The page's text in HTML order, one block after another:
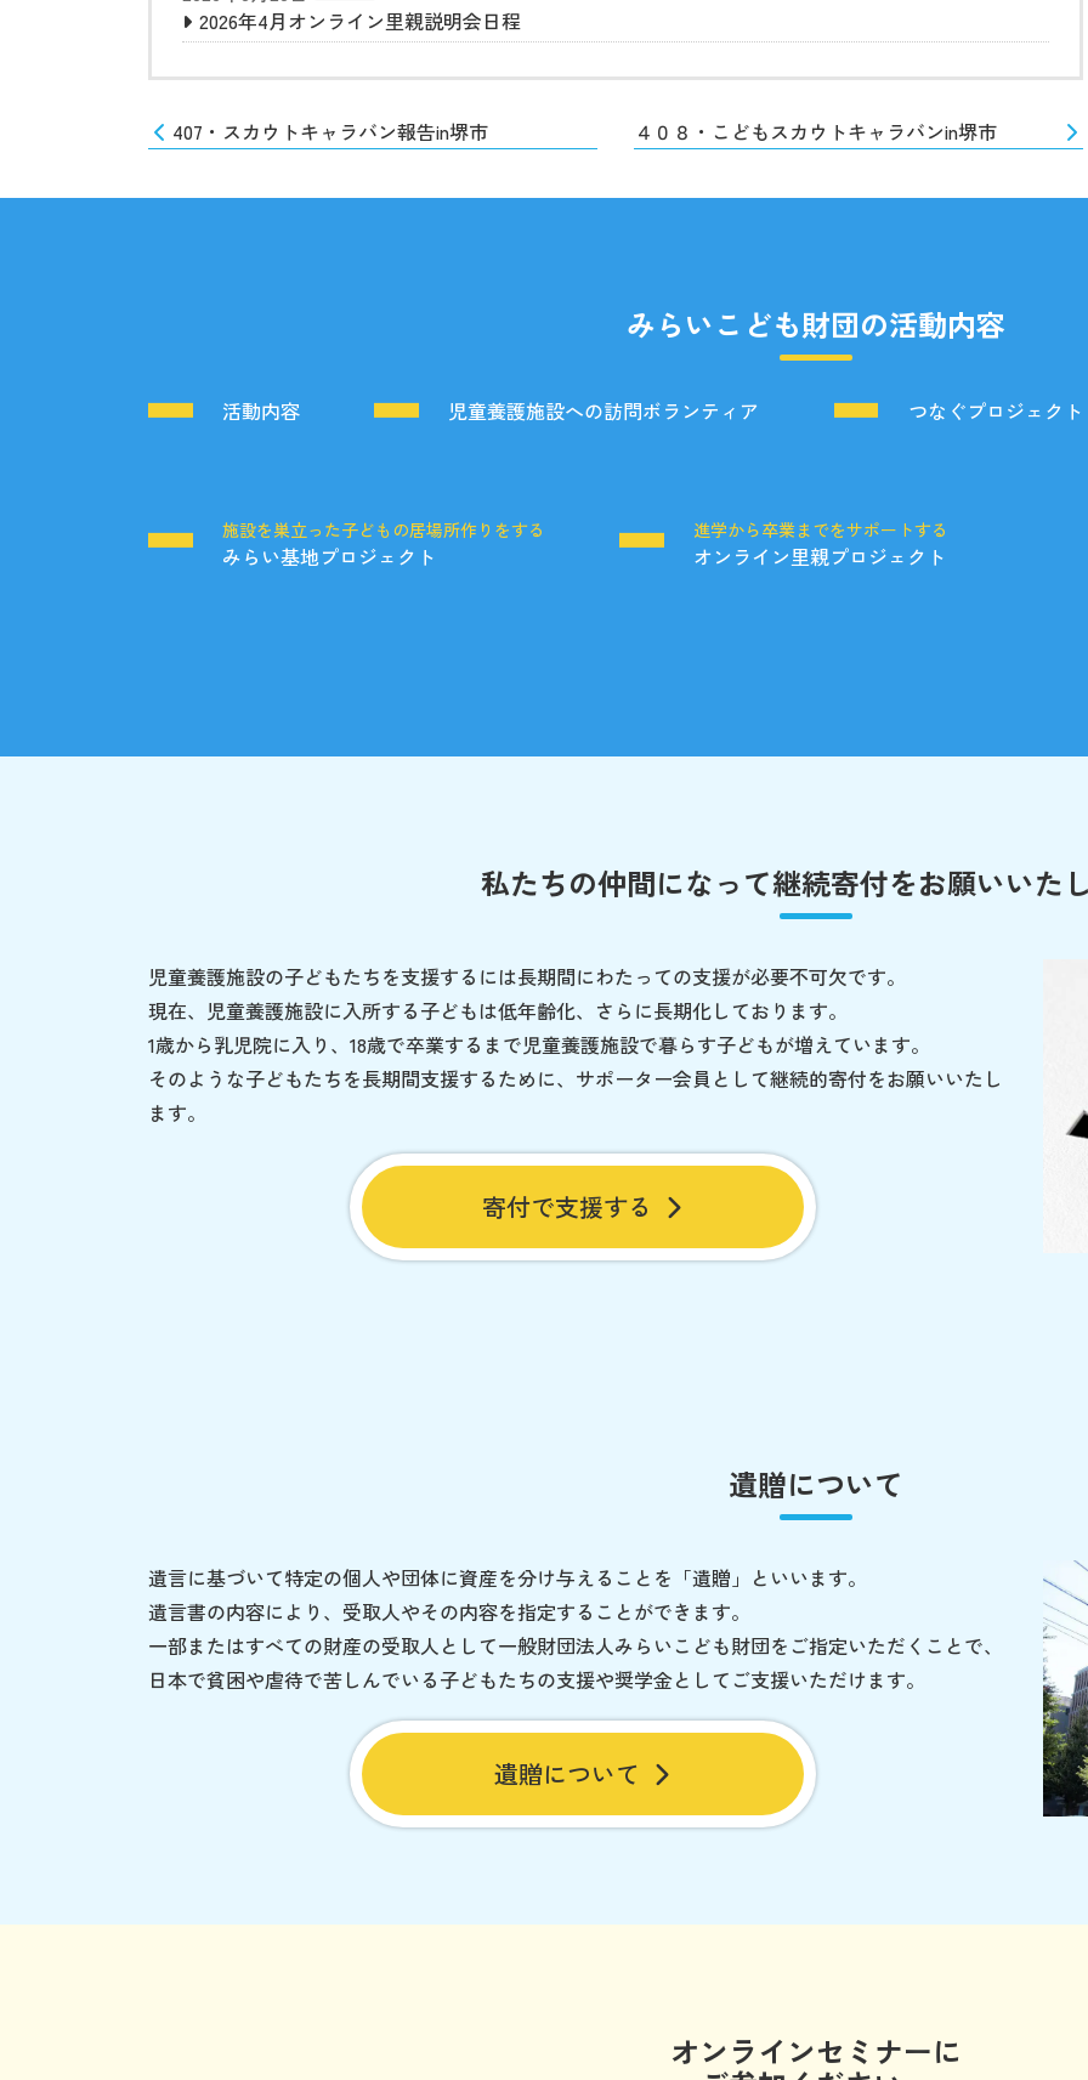
2026年4月オンライン里親説明会日程
407・スカウトキャラバン報告in堺市 ４０８・こどもスカウトキャラバンin堺市
みらいこども財団の活動内容
活動内容 児童養護施設への訪問ボランティア つなぐプロジェクト
施設を巣立った子どもの居場所作りをする
みらい基地プロジェクト
進学から卒業までをサポートする
オンライン里親プロジェクト
私たちの仲間になって継続寄付をお願いいた
児童養護施設の子どもたちを支援するには長期間にわたっての支援が必要不可欠です。
現在、児童養護施設に入所する子どもは低年齢化、さらに長期化しております。
1歳から乳児院に入り、18歳で卒業するまで児童養護施設で暮らす子どもが増えています。
そのような子どもたちを長期間支援するために、サポーター会員として継続的寄付をお願いいたし
ます。
寄付で支援する
遺贈について
遺言に基づいて特定の個人や団体に資産を分け与えることを「遺贈」といいます。
遺言書の内容により、受取人やその内容を指定することができます。
一部またはすべての財産の受取人として一般財団法人みらいこども財団をご指定いただくことで、
日本で貧困や虐待で苦しんでいる子どもたちの支援や奨学金としてご支援いただけます。
遺贈について
オンラインセミナーに